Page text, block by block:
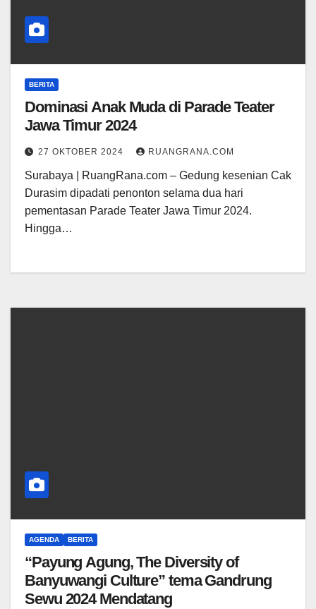
BERITA
Dominasi Anak Muda di Parade Teater
Jawa Timur 2024
27 OKTOBER 2024 RUANGRANA.COM
Surabaya | RuangRana.com – Gedung kesenian Cak
Durasim dipadati penonton selama dua hari
pementasan Parade Teater Jawa Timur 2024.
Hingga…
AGENDA BERITA
“Payung Agung, The Diversity of
Banyuwangi Culture” tema Gandrung
Sewu 2024 Mendatang